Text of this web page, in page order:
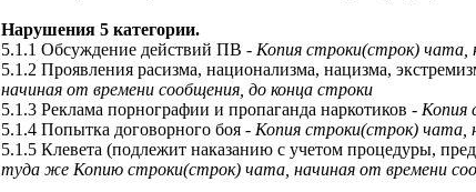
Нарушения 5 категории.
5.1.1 Обсуждение действий ПВ - Копия строки(строк) чата,
5.1.2 Проявления расизма, национализма, нацизма,
начиная от времени сообщения, до конца строки
5.1.3 Реклама порнографии и пропаганда наркотиков - Копия
5.1.4 Попытка договорного боя - Копия строки(строк) чата,
5.1.5 Клевета (подлежит наказанию с учетом процедуры,
туда же Копию строки(строк) чата, начиная от времени